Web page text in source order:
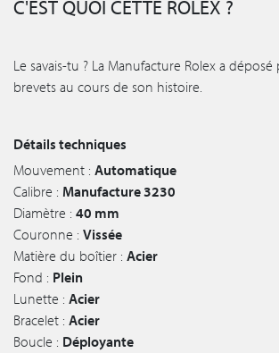
C'EST QUOI CETTE ROLEX ?
Le savais-tu ? La Manufacture Rolex a
brevets au cours de son histoire.
Détails techniques
Mouvement : Automatique
Calibre : Manufacture 3230
Diamètre : 40 mm
Couronne : Vissée
Matière du boîtier : Acier
Fond : Plein
Lunette : Acier
Bracelet : Acier
Boucle : Déployante